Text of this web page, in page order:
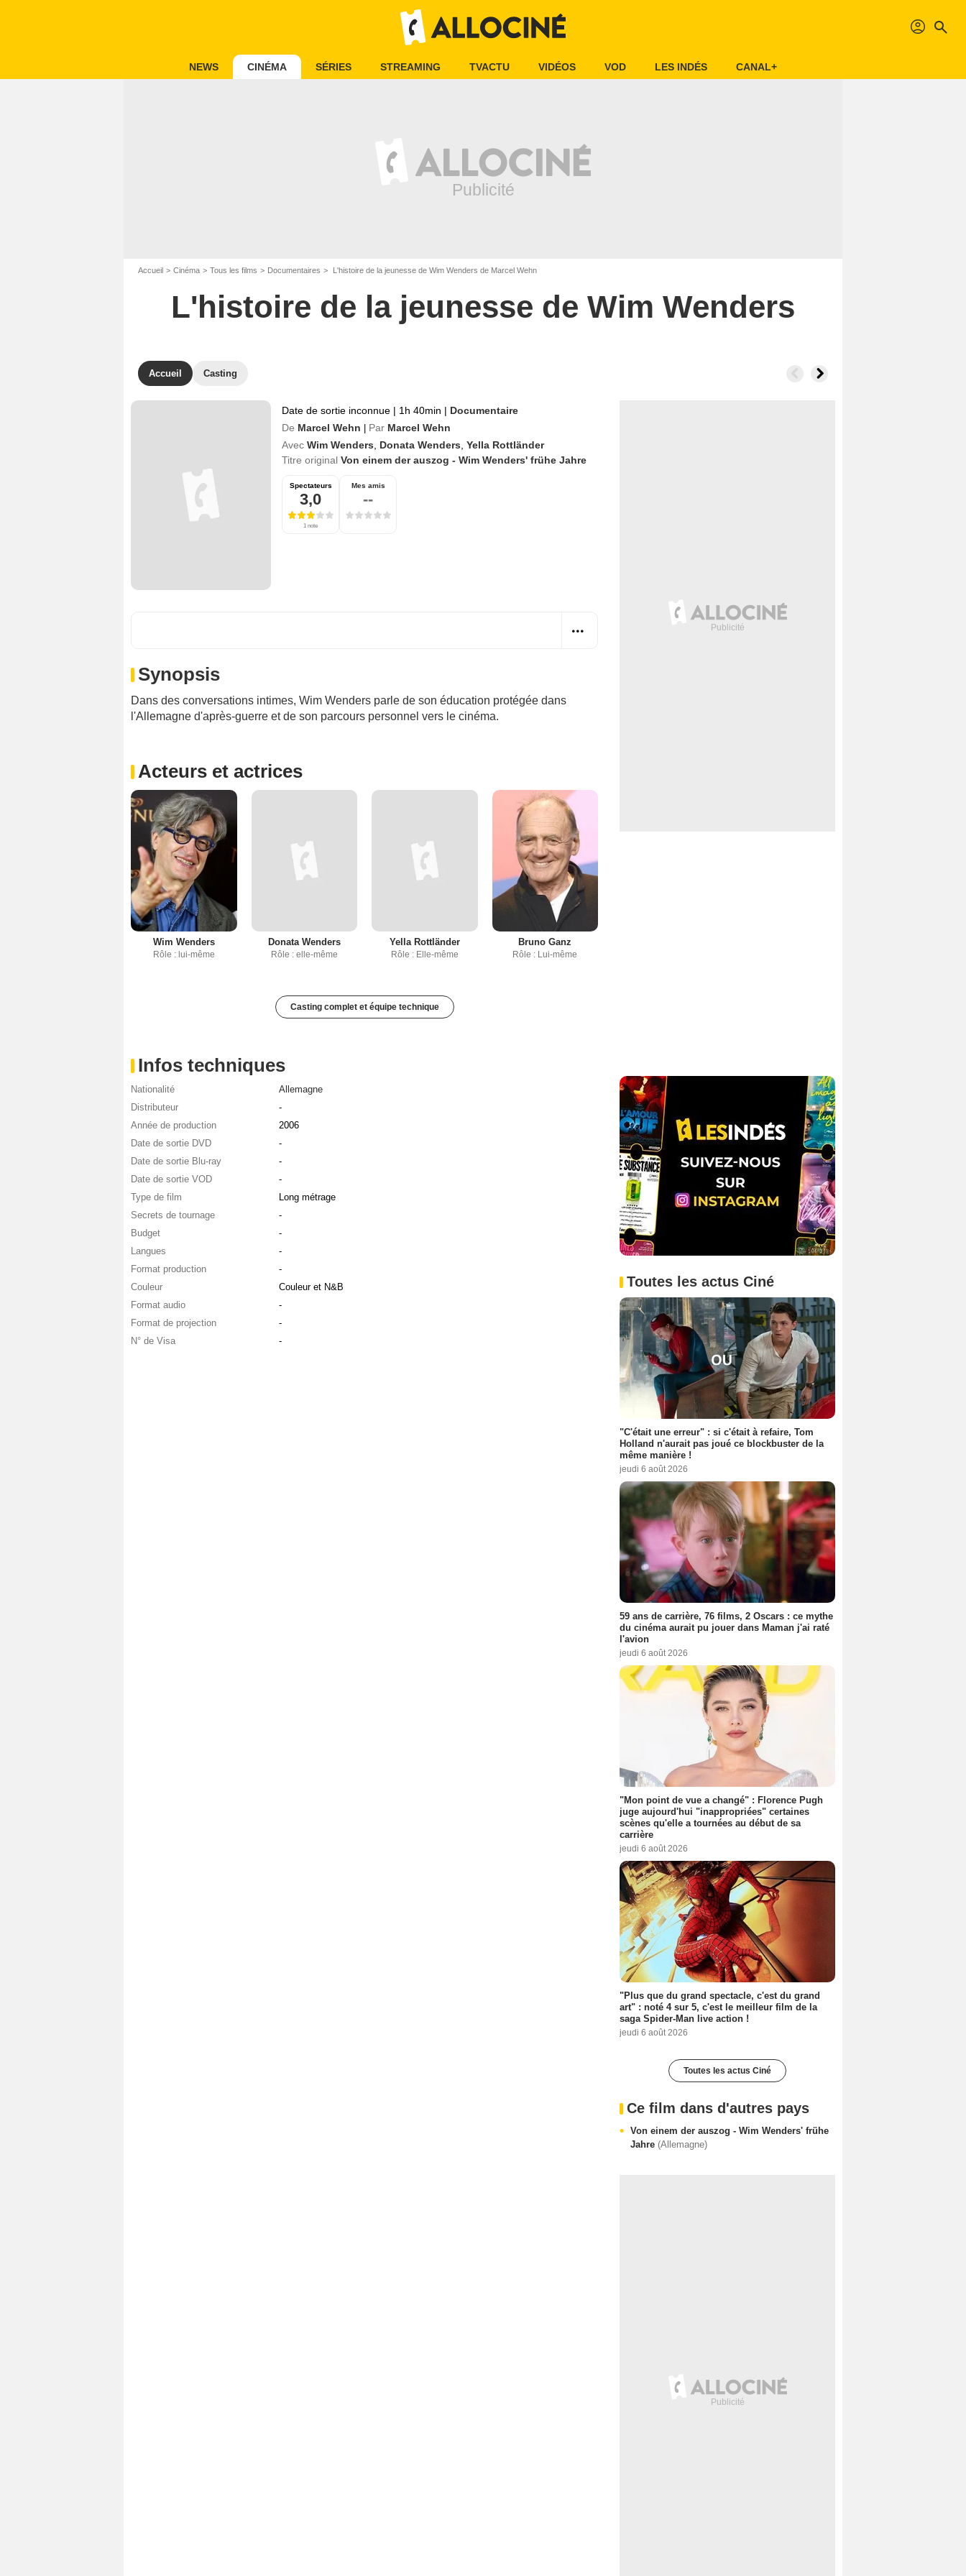
profil search
NEWS CINÉMA SÉRIES STREAMING TVACTU VIDÉOS VOD LES INDÉS CANAL+
Accueil Cinéma Tous les films Documentaires L'histoire de la jeunesse de Wim Wenders de Marcel Wehn
L'histoire de la jeunesse de Wim Wenders
Accueil Casting
Date de sortie inconnue | 1h 40min | Documentaire
De Marcel Wehn Par Marcel Wehn
Avec Wim Wenders Donata Wenders Yella Rottländer
Titre original Von einem der auszog - Wim Wenders' frühe Jahre
Spectateurs
3,0
1 note
Mes amis
--
Synopsis
Dans des conversations intimes, Wim Wenders parle de son éducation protégée dans
l'Allemagne d'après-guerre et de son parcours personnel vers le cinéma.
Acteurs et actrices
Wim Wenders
Rôle : lui-même
Donata Wenders
Rôle : elle-même
Yella Rottländer
Rôle : Elle-même
Bruno Ganz
Rôle : Lui-même
Casting complet et équipe technique
Infos techniques
Nationalité
Allemagne
Distributeur
-
Année de production
2006
Date de sortie DVD
-
Date de sortie Blu-ray
-
Date de sortie VOD
-
Type de film
Long métrage
Secrets de tournage
-
Budget
-
Langues
-
Format production
-
Couleur
Couleur et N&B
Format audio
-
Format de projection
-
N° de Visa
-
Toutes les actus Ciné
"C'était une erreur" : si c'était à refaire, Tom
Holland n'aurait pas joué ce blockbuster de la
même manière !
jeudi 6 août 2026
59 ans de carrière, 76 films, 2 Oscars : ce mythe
du cinéma aurait pu jouer dans Maman j'ai raté
l'avion
jeudi 6 août 2026
"Mon point de vue a changé" : Florence Pugh
juge aujourd'hui "inappropriées" certaines
scènes qu'elle a tournées au début de sa
carrière
jeudi 6 août 2026
"Plus que du grand spectacle, c'est du grand
art" : noté 4 sur 5, c'est le meilleur film de la
saga Spider-Man live action !
jeudi 6 août 2026
Toutes les actus Ciné
Ce film dans d'autres pays
Von einem der auszog - Wim Wenders' frühe
Jahre (Allemagne)